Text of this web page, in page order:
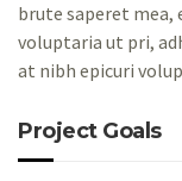
brute saperet mea,
voluptaria ut pri,
at nibh epicuri
Project Goals